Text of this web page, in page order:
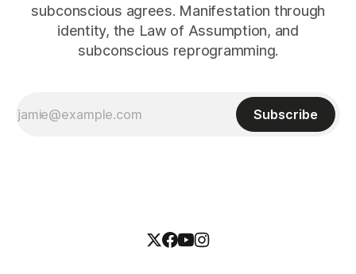
subconscious agrees. Manifestation through
identity, the Law of Assumption, and
subconscious reprogramming.
Subscribe